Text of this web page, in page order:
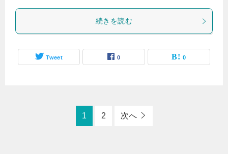
続きを読む
Tweet 0 0
1 2 次へ